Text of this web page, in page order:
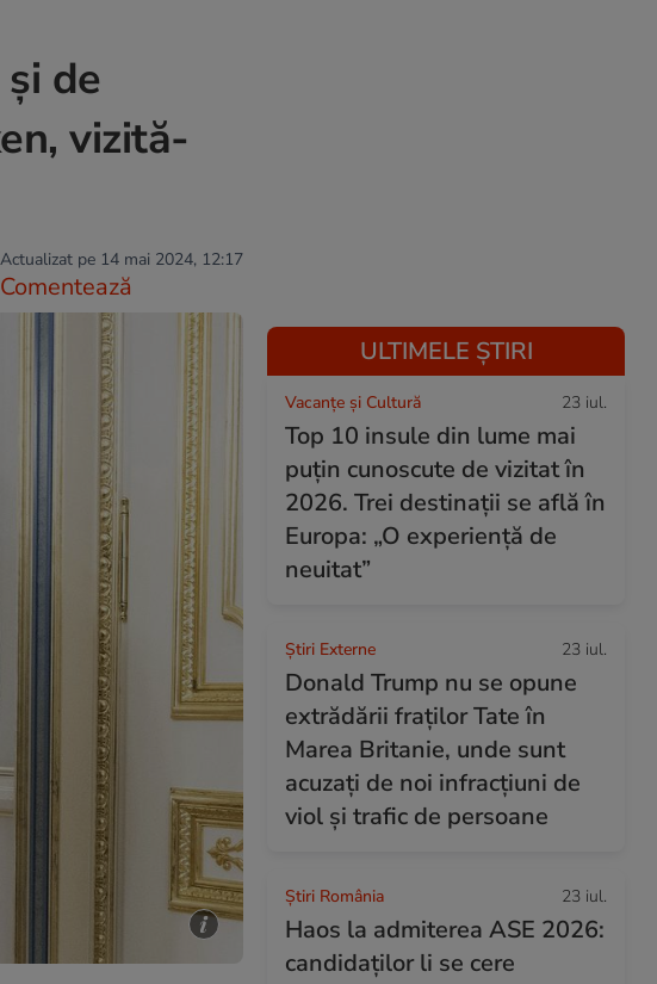
de
vizită-
Actualizat pe 14 mai 2024, 12:17
Comentează
ULTIMELE ȘTIRI
Vacanțe și Cultură 23 iul.
Top 10 insule din lume mai
puțin cunoscute de vizitat în
2026. Trei destinații se află în
Europa: „O experiență de
neuitat”
Știri Externe 23 iul.
Donald Trump nu se opune
extrădării fraților Tate în
Marea Britanie, unde sunt
acuzați de noi infracțiuni de
viol și trafic de persoane
Știri România 23 iul.
Haos la admiterea ASE 2026:
candidaților li se cere